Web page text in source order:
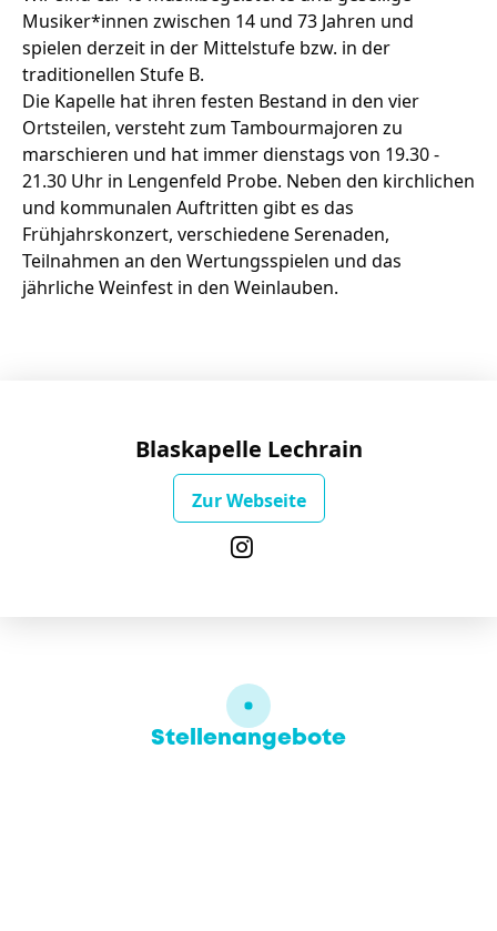
Musiker*innen zwischen 14 und 73 Jahren und
spielen derzeit in der Mittelstufe bzw. in der
traditionellen Stufe B.
Die Kapelle hat ihren festen Bestand in den vier
Ortsteilen, versteht zum Tambourmajoren zu
marschieren und hat immer dienstags von 19.30 -
21.30 Uhr in Lengenfeld Probe. Neben den kirchlichen
und kommunalen Auftritten gibt es das
Frühjahrskonzert, verschiedene Serenaden,
Teilnahmen an den Wertungsspielen und das
jährliche Weinfest in den Weinlauben.
Blaskapelle Lechrain
Zur Webseite
Stellenangebote